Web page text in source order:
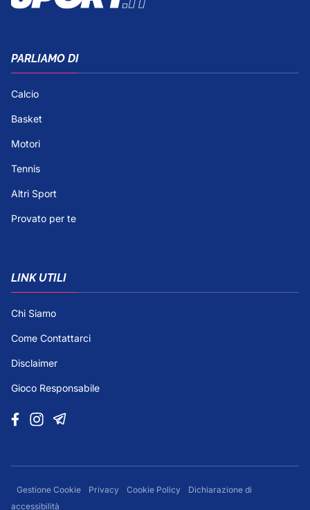
PARLIAMO DI
Calcio
Basket
Motori
Tennis
Altri Sport
Provato per te
LINK UTILI
Chi Siamo
Come Contattarci
Disclaimer
Gioco Responsabile
Gestione Cookie Privacy Cookie Policy
Dichiarazione di
accessibilità